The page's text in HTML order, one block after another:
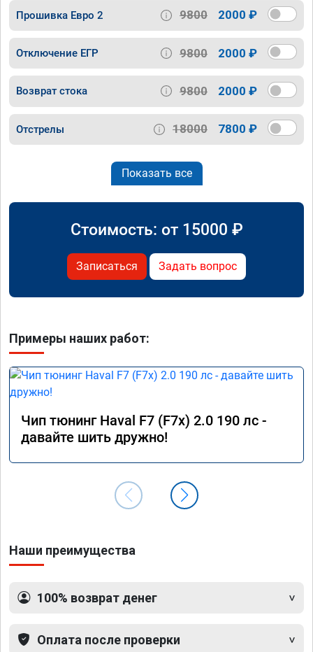
Прошивка Евро 2 9800 2000 ₽
Отключение ЕГР 9800 2000 ₽
Возврат стока 9800 2000 ₽
Отстрелы 18000 7800 ₽
Показать все
Стоимость: от 15000 ₽
Записаться Задать вопрос
Примеры наших работ:
Чип тюнинг Haval F7 (F7x) 2.0 190 лс -
давайте шить дружно!
Наши преимущества
100% возврат денег
Оплата после проверки